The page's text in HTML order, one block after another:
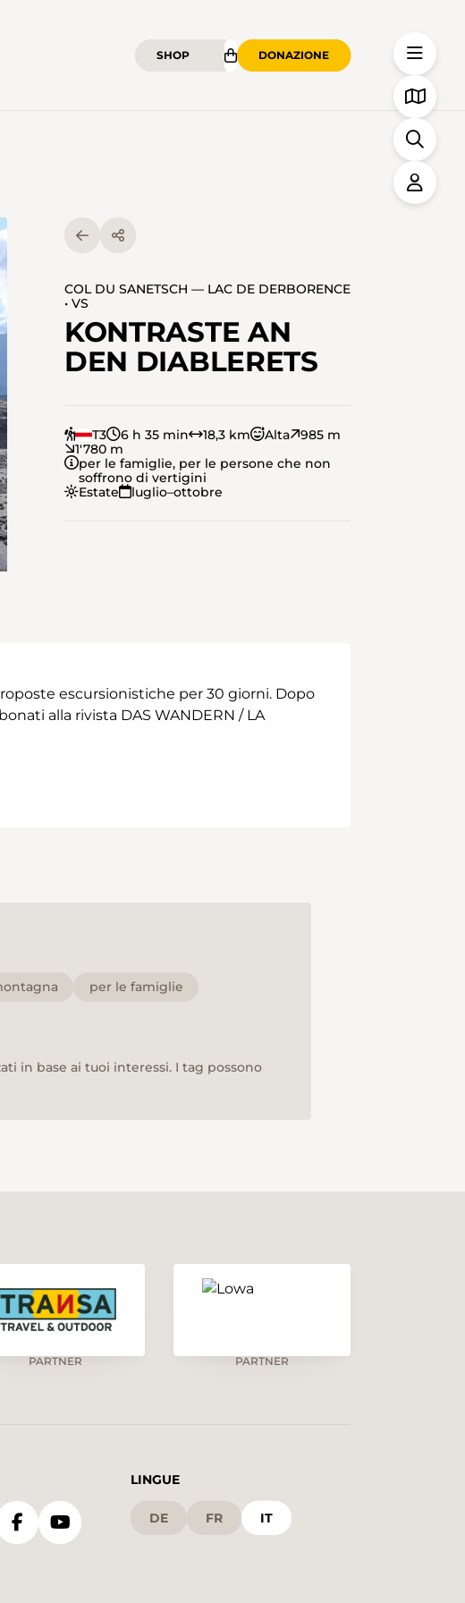
SHOP DONAZIONE
COL DU SANETSCH — LAC DE DERBORENCE
• VS
KONTRASTE AN
DEN DIABLERETS
T3 6 h 35 min 18,3 km Alta
985 m
1'780 m
per le famiglie, per le persone che non
soffrono di vertigini
Estate
luglio–ottobre
escursionistiche per 30 giorni. Dopo
alla rivista DAS WANDERN / LA
per le famiglie
in base ai tuoi interessi. I tag possono
PARTNER PARTNER
LINGUE
DE FR IT